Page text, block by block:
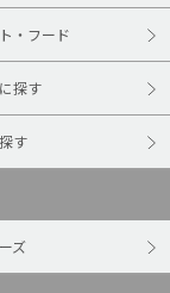
・フード
探す
す
ズ